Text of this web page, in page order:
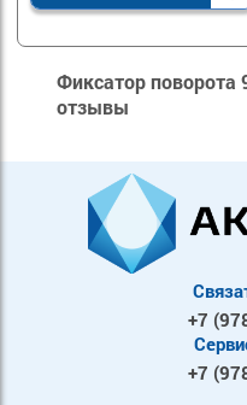
Фиксатор поворота
отзывы
+7
+7